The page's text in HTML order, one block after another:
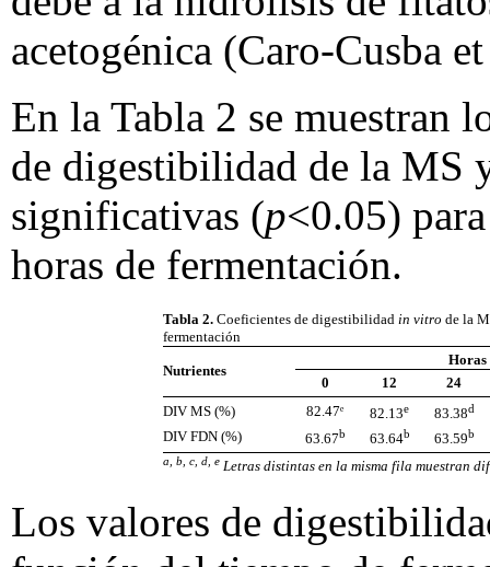
acetogénica (Caro-Cusba
En la Tabla 2 se muestran
de digestibilidad de la MS
significativas (p<0.05)
horas de fermentación.
Tabla 2. Coeficientes de digestibilidad in vitro de la
fermentación
Nutrientes
Horas
0
12
24
DIV MS (%)
82.47ᵉ 82.13e 83.38d
DIV FDN (%) 63.67b 63.64b 63.59b
a, b, c, d, e Letras distintas en la misma fila muestran
Los valores de